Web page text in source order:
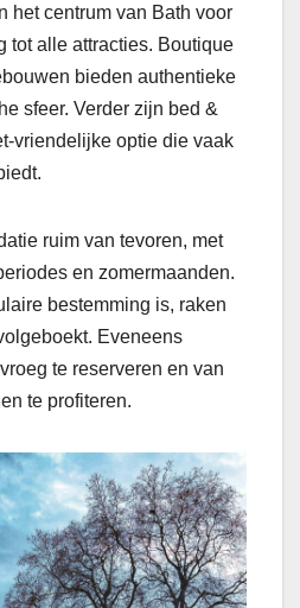
het centrum van Bath voor
tot alle attracties. Boutique
bieden authentieke
sfeer. Verder zijn bed &
vriendelijke optie die vaak
ruim van tevoren, met
en zomermaanden.
bestemming is, raken
Eveneens
te reserveren en van
te profiteren.